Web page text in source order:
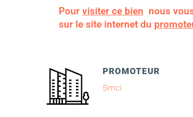
Pour visiter ce bien nous
sur le site internet du
PROMOTEUR
Smci